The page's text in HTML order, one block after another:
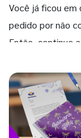
Você já ficou
pedido por não
Então, continue